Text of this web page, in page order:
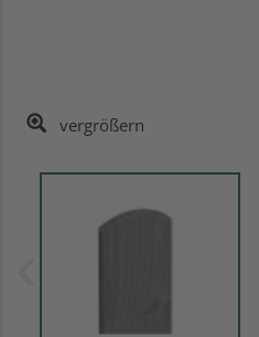
vergrößern